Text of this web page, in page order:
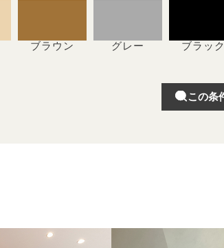
ブラウン グレー ブラック